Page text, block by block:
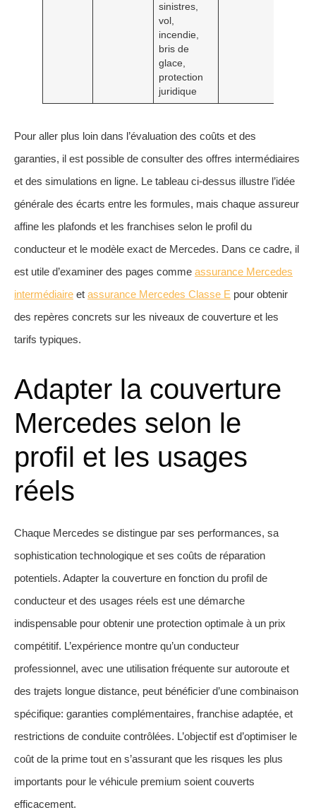
sinistres,
vol,
incendie,
bris de
glace,
protection
juridique
Pour aller plus loin dans l’évaluation des coûts et des
garanties, il est possible de consulter des offres intermédiaires
et des simulations en ligne. Le tableau ci-dessus illustre l’idée
générale des écarts entre les formules, mais chaque assureur
affine les plafonds et les franchises selon le profil du
conducteur et le modèle exact de Mercedes. Dans ce cadre, il
est utile d’examiner des pages comme assurance Mercedes
intermédiaire et assurance Mercedes Classe E pour obtenir
des repères concrets sur les niveaux de couverture et les
tarifs typiques.
Adapter la couverture
Mercedes selon le
profil et les usages
réels
Chaque Mercedes se distingue par ses performances, sa
sophistication technologique et ses coûts de réparation
potentiels. Adapter la couverture en fonction du profil de
conducteur et des usages réels est une démarche
indispensable pour obtenir une protection optimale à un prix
compétitif. L’expérience montre qu’un conducteur
professionnel, avec une utilisation fréquente sur autoroute et
des trajets longue distance, peut bénéficier d’une combinaison
spécifique: garanties complémentaires, franchise adaptée, et
restrictions de conduite contrôlées. L’objectif est d’optimiser le
coût de la prime tout en s’assurant que les risques les plus
importants pour le véhicule premium soient couverts
efficacement.